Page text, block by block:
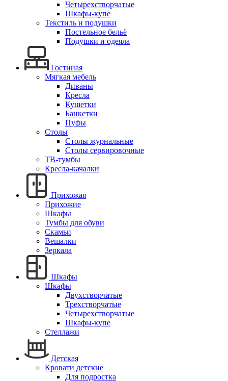
Четырехстворчатые
Шкафы-купе
Текстиль и подушки
Постельное бельё
Подушки и одеяла
Гостиная
Мягкая мебель
Диваны
Кресла
Кушетки
Банкетки
Пуфы
Столы
Столы журнальные
Столы сервировочные
ТВ-тумбы
Кресла-качалки
Прихожая
Прихожие
Шкафы
Тумбы для обуви
Скамьи
Вешалки
Зеркала
Шкафы
Шкафы
Двухстворчатые
Трехстворчатые
Четырехстворчатые
Шкафы-купе
Стеллажи
Детская
Кровати детские
Для подростка